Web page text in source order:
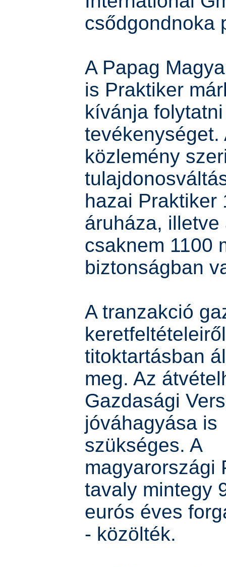
csődgondnoka
A Papag
is Praktiker
kívánja
tevékenységet.
közlemény
hazai Praktiker
áruháza,
csaknem 1100
biztonságban
A tranzakció
titoktartásban
meg. Az
Gazdasági
jóváhagyása is
szükséges. A
magyarországi
tavaly mintegy
eurós éves
- közölték.